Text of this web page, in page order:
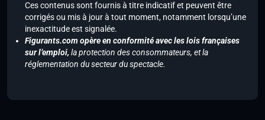
Ces contenus sont fournis à titre indicatif et peuvent être
corrigés ou mis à jour à tout moment, notamment lorsqu’une
inexactitude est signalée.
Figurants.com opère en conformité avec les lois françaises
sur l’emploi, la protection des consommateurs, et la
réglementation du secteur du spectacle.